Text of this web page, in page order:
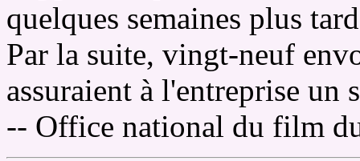
quelques semaines plus
Par la suite, vingt-neuf
assuraient à l'entreprise un
-- Office national du film